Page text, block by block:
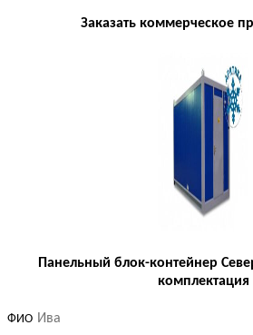
Заказать коммерческое
Панельный блок-контейнер
комплектация
ФИО